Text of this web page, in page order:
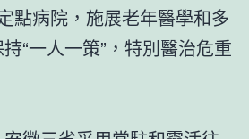
點病院，施展老年醫學和多
“一人一策”，特別醫治危重